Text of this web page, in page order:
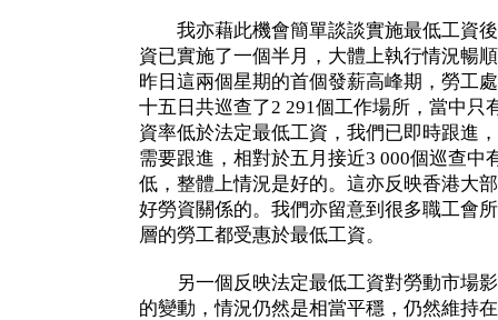
我亦藉此機會簡單談談實施最低工資後
資已實施了一個半月，大體上執行情況暢
昨日這兩個星期的首個發薪高峰期，勞工
十五日共巡查了2 291個工作場所，當中只
資率低於法定最低工資，我們已即時跟進
需要跟進，相對於五月接近3 000個巡查中
低，整體上情況是好的。這亦反映香港大
好勞資關係的。我們亦留意到很多職工會
層的勞工都受惠於最低工資。
另一個反映法定最低工資對勞動市場影
的變動，情況仍然是相當平穩，仍然維持